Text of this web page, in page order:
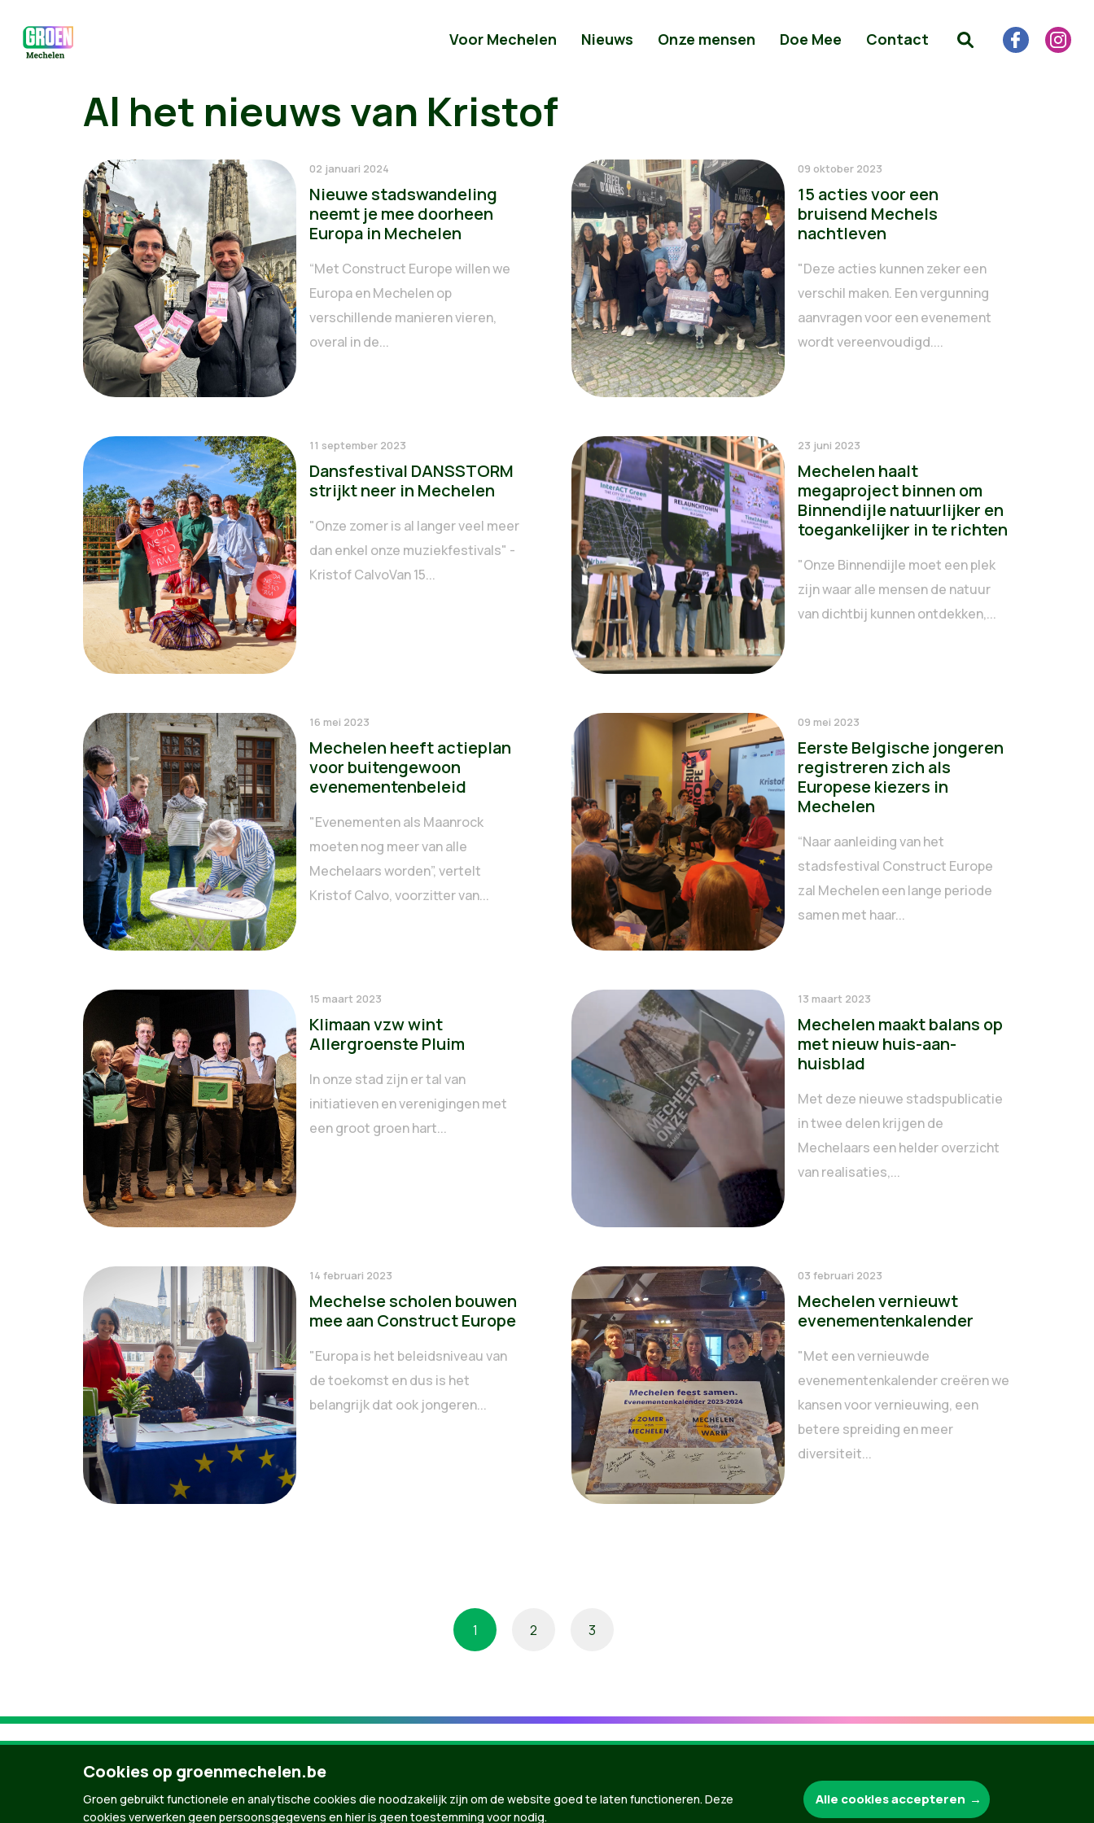
Voor Mechelen Nieuws Onze mensen Doe Mee Contact
Al het nieuws van Kristof
02 januari 2024
Nieuwe stadswandeling
neemt je mee doorheen
Europa in Mechelen
“Met Construct Europe willen we
Europa en Mechelen op
verschillende manieren vieren,
overal in de...
09 oktober 2023
15 acties voor een
bruisend Mechels
nachtleven
"Deze acties kunnen zeker een
verschil maken. Een vergunning
aanvragen voor een evenement
wordt vereenvoudigd....
11 september 2023
Dansfestival DANSSTORM
strijkt neer in Mechelen
"Onze zomer is al langer veel meer
dan enkel onze muziekfestivals" -
Kristof CalvoVan 15...
23 juni 2023
Mechelen haalt
megaproject binnen om
Binnendijle natuurlijker en
toegankelijker in te richten
"Onze Binnendijle moet een plek
zijn waar alle mensen de natuur
van dichtbij kunnen ontdekken,...
16 mei 2023
Mechelen heeft actieplan
voor buitengewoon
evenementenbeleid
"Evenementen als Maanrock
moeten nog meer van alle
Mechelaars worden”, vertelt
Kristof Calvo, voorzitter van...
09 mei 2023
Eerste Belgische jongeren
registreren zich als
Europese kiezers in
Mechelen
“Naar aanleiding van het
stadsfestival Construct Europe
zal Mechelen een lange periode
samen met haar...
15 maart 2023
Klimaan vzw wint
Allergroenste Pluim
In onze stad zijn er tal van
initiatieven en verenigingen met
een groot groen hart...
13 maart 2023
Mechelen maakt balans op
met nieuw huis-aan-
huisblad
Met deze nieuwe stadspublicatie
in twee delen krijgen de
Mechelaars een helder overzicht
van realisaties,...
14 februari 2023
Mechelse scholen bouwen
mee aan Construct Europe
"Europa is het beleidsniveau van
de toekomst en dus is het
belangrijk dat ook jongeren...
03 februari 2023
Mechelen vernieuwt
evenementenkalender
"Met een vernieuwde
evenementenkalender creëren we
kansen voor vernieuwing, een
betere spreiding en meer
diversiteit...
1 2 3
Groen.be
Cookies op groenmechelen.be
Groen gebruikt functionele en analytische cookies die noodzakelijk zijn om de website goed te laten functioneren. Deze
cookies verwerken geen persoonsgegevens en hier is geen toestemming voor nodig.
Alle cookies accepteren